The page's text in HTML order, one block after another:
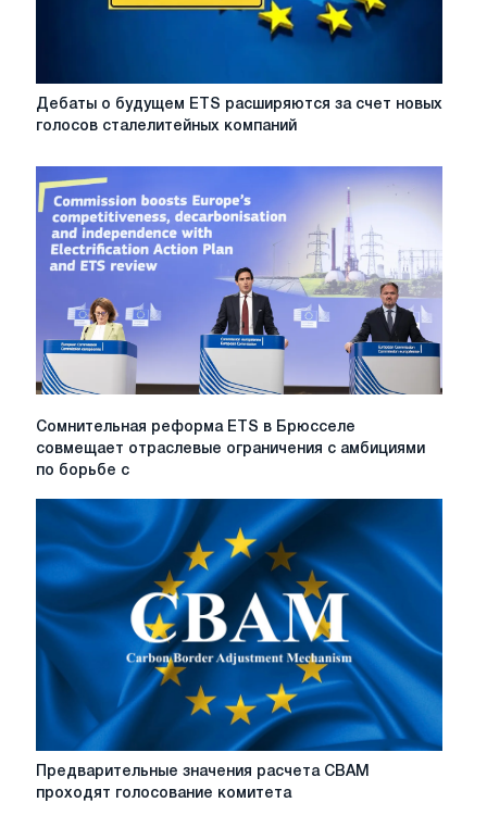
Дебаты
ETS
расширяются
за
счет
новых
сталелитейных
компаний
Дебаты о будущем ETS расширяются за счет новых
голосов сталелитейных компаний
Сомнительная
ETS
Брюсселе
совмещает
отраслевые
ограничения
амбициями
борьбе
изменением
климата
Сомнительная реформа ETS в Брюсселе
совмещает отраслевые ограничения с амбициями
по борьбе с
Предварительные
Предварительные значения расчета CBAM
проходят голосование комитета